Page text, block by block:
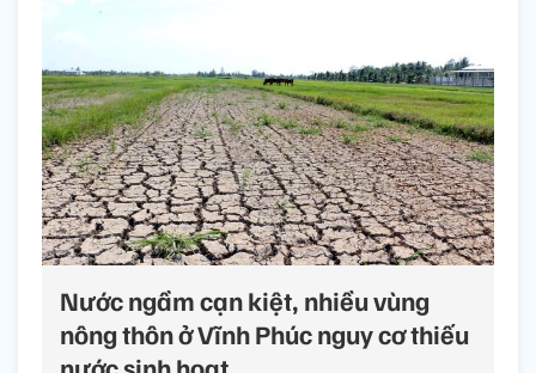
Nước ngầm cạn kiệt, nhiều vùng
nông thôn ở Vĩnh Phúc nguy cơ thiếu